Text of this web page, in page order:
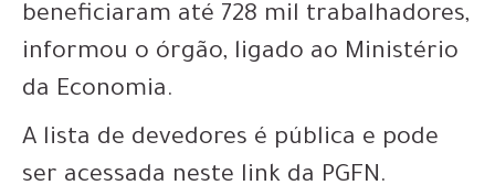
beneficiaram até 728 mil trabalhadores,
informou o órgão, ligado ao Ministério
da Economia.
A lista de devedores é pública e pode
ser acessada neste link da PGFN.